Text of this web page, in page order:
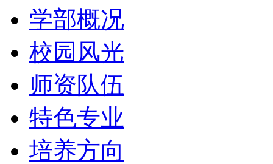
学部概况
校园风光
师资队伍
特色专业
培养方向